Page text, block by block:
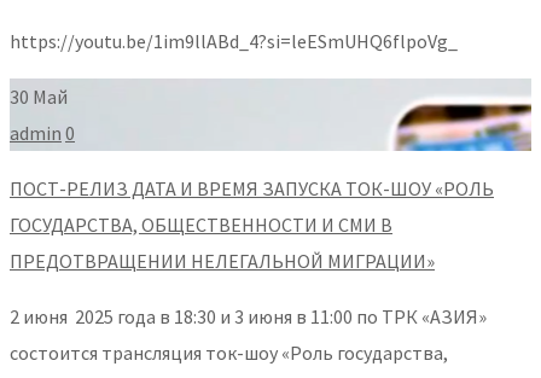
https://youtu.be/1im9llABd_4?si=leESmUHQ6flpoVg_
30 Май
admin 0
ПОСТ-РЕЛИЗ ДАТА И ВРЕМЯ ЗАПУСКА ТОК-ШОУ «РОЛЬ
ГОСУДАРСТВА, ОБЩЕСТВЕННОСТИ И СМИ В
ПРЕДОТВРАЩЕНИИ НЕЛЕГАЛЬНОЙ МИГРАЦИИ»
2 июня 2025 года в 18:30 и 3 июня в 11:00 по ТРК «АЗИЯ»
состоится трансляция ток-шоу «Роль государства,